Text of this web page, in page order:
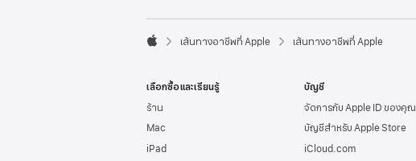
e
o
e
r

p
l
e
เส้นทางอาชีพที่ Apple เส้นทางอาชีพที่ Apple
เลือกซื้อและเรียนรู้
ร้าน
Mac
iPad
บัญชี
จัดการกับ Apple IDของคุณ
บัญชีสำหรับ Apple Store
iCloud.com